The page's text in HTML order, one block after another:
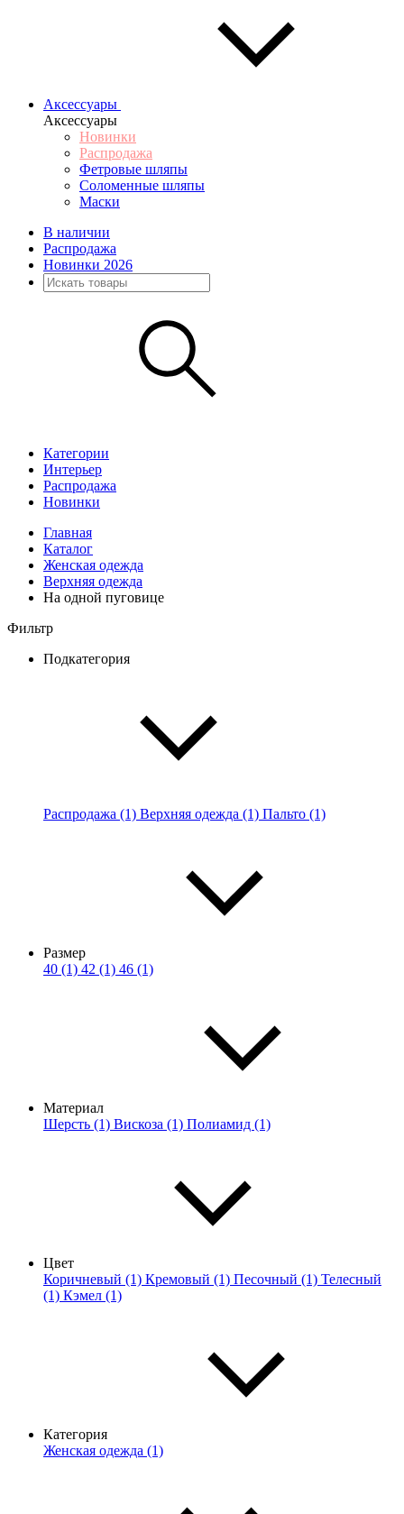
Аксессуары
Аксессуары
Новинки
Распродажа
Фетровые шляпы
Соломенные шляпы
Маски
В наличии
Распродажа
Новинки 2026
Категории
Интерьер
Распродажа
Новинки
Главная
Каталог
Женская одежда
Верхняя одежда
На одной пуговице
Фильтр
Подкатегория
Распродажа (1) Верхняя одежда (1) Пальто (1)
Размер
40 (1) 42 (1) 46 (1)
Материал
Шерсть (1) Вискоза (1) Полиамид (1)
Цвет
Коричневый (1) Кремовый (1) Песочный (1) Телесный
(1) Кэмел (1)
Категория
Женская одежда (1)